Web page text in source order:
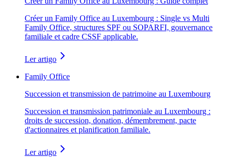
Créer un Family Office au Luxembourg : Single vs Multi
Family Office, structures SPF ou SOPARFI, gouvernance
familiale et cadre CSSF applicable.
Ler artigo
Family Office
Succession et transmission de patrimoine au Luxembourg
Succession et transmission patrimoniale au Luxembourg :
droits de succession, donation, démembrement, pacte
d'actionnaires et planification familiale.
Ler artigo